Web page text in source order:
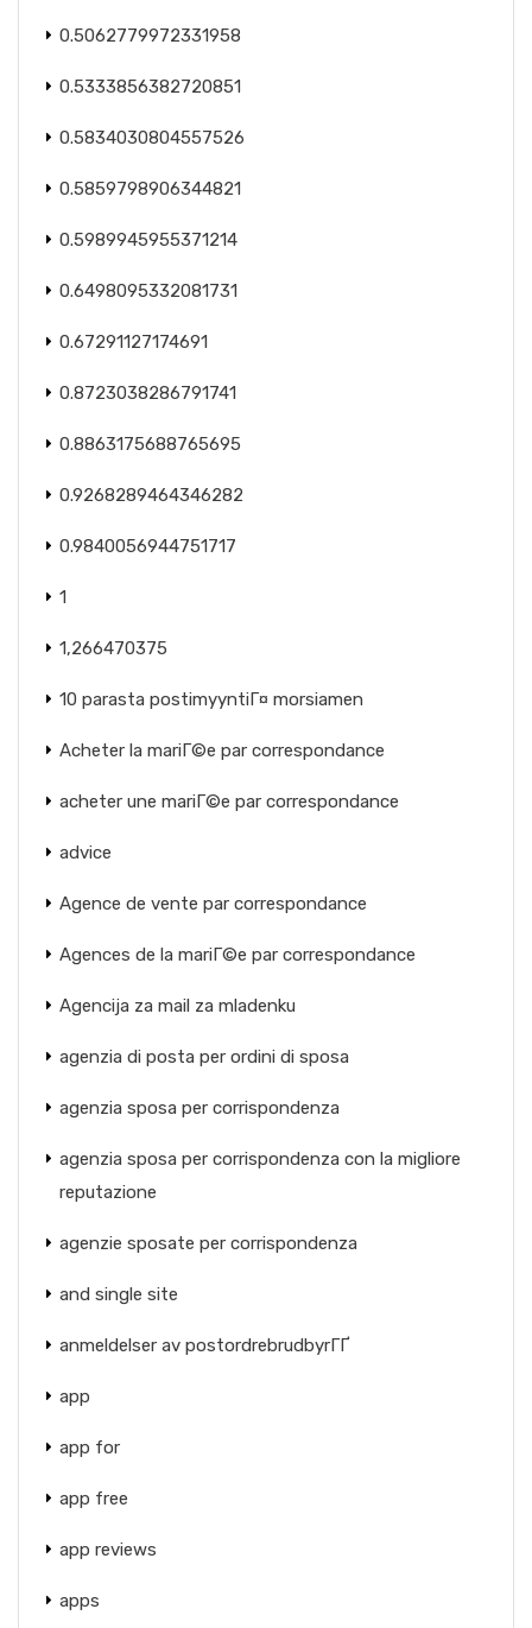
0.5062779972331958
0.5333856382720851
0.5834030804557526
0.5859798906344821
0.5989945955371214
0.6498095332081731
0.67291127174691
0.8723038286791741
0.8863175688765695
0.9268289464346282
0.9840056944751717
1
1,266470375
10 parasta postimyyntiГ¤ morsiamen
Acheter la mariГ©e par correspondance
acheter une mariГ©e par correspondance
advice
Agence de vente par correspondance
Agences de la mariГ©e par correspondance
Agencija za mail za mladenku
agenzia di posta per ordini di sposa
agenzia sposa per corrispondenza
agenzia sposa per corrispondenza con la migliore
reputazione
agenzie sposate per corrispondenza
and single site
anmeldelser av postordrebrudbyrГҐ
app
app for
app free
app reviews
apps